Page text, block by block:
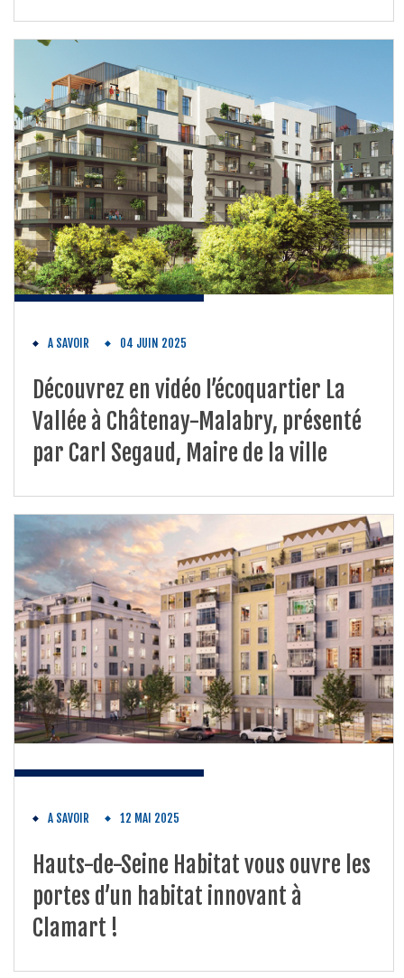
A SAVOIR 04 JUIN 2025
Découvrez en vidéo l’écoquartier La
Vallée à Châtenay-Malabry, présenté
par Carl Segaud, Maire de la ville
A SAVOIR 12 MAI 2025
Hauts-de-Seine Habitat vous ouvre les
portes d’un habitat innovant à
Clamart !